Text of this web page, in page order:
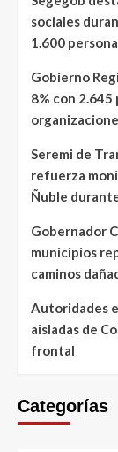
sociales
1.600
Gobierno
8% con
Seremi de
refuerza
Ñuble
Gobernador
municipios
caminos
Autoridades
aisladas de
frontal
Categorías